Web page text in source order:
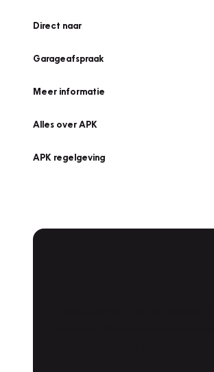
Direct naar
Garageafspraak
Meer informatie
Alles over APK
APK regelgeving